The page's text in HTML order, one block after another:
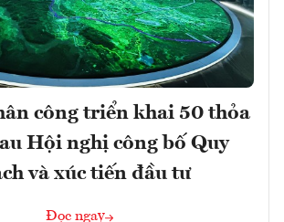
công triển khai 50 thỏa
Hội nghị công bố Quy
và xúc tiến đầu tư
Đọc ngay